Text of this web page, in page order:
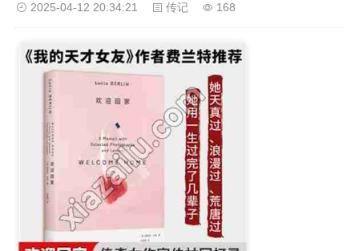
2025-04-12 20:34:21 传记 168